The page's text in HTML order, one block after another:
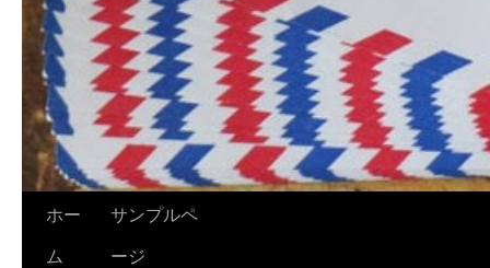
ホー
ム
サンプルペ
ージ